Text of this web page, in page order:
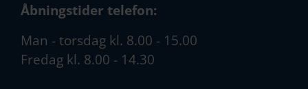
Åbningstider telefon:
Man - torsdag kl. 8.00 - 15.00
Fredag kl. 8.00 - 14.30